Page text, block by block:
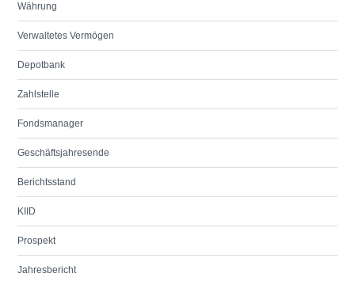
Währung
Verwaltetes Vermögen
Depotbank
Zahlstelle
Fondsmanager
Geschäftsjahresende
Berichtsstand
KIID
Prospekt
Jahresbericht